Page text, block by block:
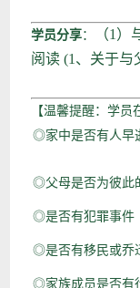
学员分享： （1
阅读 (1、关于与
【温馨提醒：学
◎家中是否有人早
◎父母是否为彼此
◎是否有犯罪事件
◎是否有移民或乔
◎家族成员是否有